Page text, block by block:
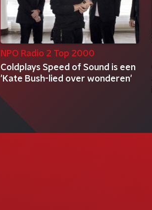
NPO Radio 2 Top 2000
Coldplays Speed of Sound is een
'Kate Bush-lied over wonderen'